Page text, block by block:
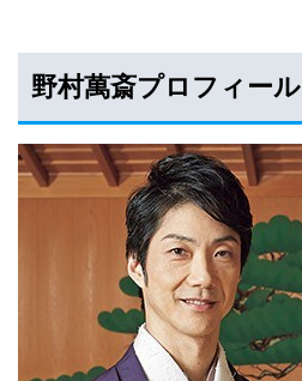
野村萬斎プロフィール